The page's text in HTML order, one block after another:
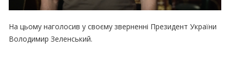
На цьому наголосив у своєму зверненні Президент України
Володимир Зеленський.